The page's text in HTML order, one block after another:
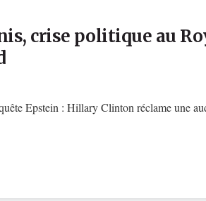
crise politique au
Epstein : Hillary Clinton réclame une